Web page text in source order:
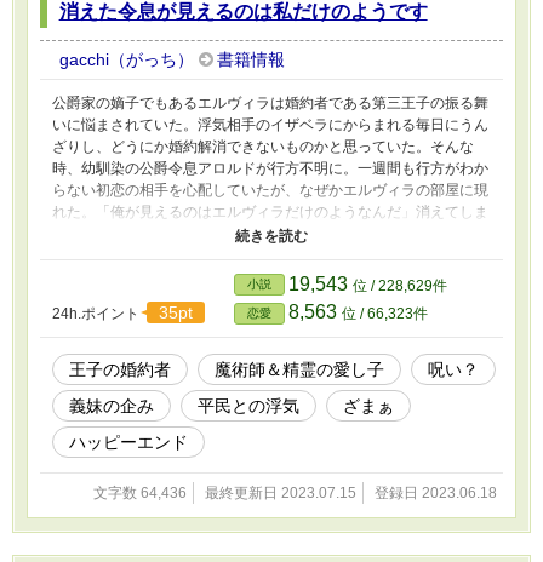
消えた令息が見えるのは私だけのようです
gacchi（がっち） 書籍情報
公爵家の嫡子でもあるエルヴィラは婚約者である第三王子の振る舞
いに悩まされていた。浮気相手のイザベラにからまれる毎日にうん
ざりし、どうにか婚約解消できないものかと思っていた。そんな
時、幼馴染の公爵令息アロルドが行方不明に。一週間も行方がわか
らない初恋の相手を心配していたが、なぜかエルヴィラの部屋に現
れた。「俺が見えるのはエルヴィラだけのようなんだ」消えてしま
ったアロルドは元に戻るのか？第三王子との婚約は無事に解消でき
24h.ポイント 35pt
小説 19,543 位 / 228,629件
恋愛 8,563 位 / 66,323件
王子の婚約者 魔術師＆精霊の愛し子
呪い？
義妹の企み
平民との浮気
ざまぁ
ハッピーエンド
文字数 64,436 最終更新日 2023.07.15 登録日 2023.06.18